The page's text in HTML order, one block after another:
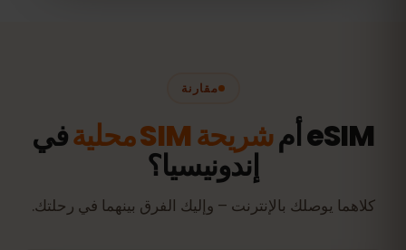
مقارنة
eSIM أم شريحة SIM محلية في
إندونيسيا؟
كلاهما يوصلك بالإنترنت – وإليك الفرق بينهما في رحلتك.